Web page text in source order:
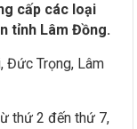
cấp các loại
tỉnh Lâm Đồng.
Đức Trọng, Lâm
thứ 2 đến thứ 7,